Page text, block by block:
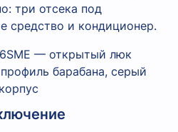
три отсека под
средство и кондиционер.